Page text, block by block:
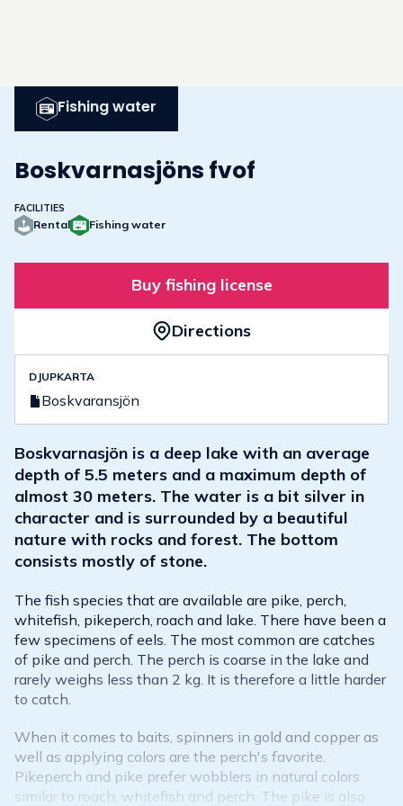
Fishing water
Boskvarnasjöns fvof
FACILITIES
Rental Fishing water
Buy fishing license
Directions
DJUPKARTA
Boskvaransjön
Boskvarnasjön is a deep lake with an average
depth of 5.5 meters and a maximum depth of
almost 30 meters. The water is a bit silver in
character and is surrounded by a beautiful
nature with rocks and forest. The bottom
consists mostly of stone.
The fish species that are available are pike, perch,
whitefish, pikeperch, roach and lake. There have been a
few specimens of eels. The most common are catches
of pike and perch. The perch is coarse in the lake and
rarely weighs less than 2 kg. It is therefore a little harder
to catch.
When it comes to baits, spinners in gold and copper as
well as applying colors are the perch's favorite.
Pikeperch and pike prefer wobblers in natural colors
similar to roach, whitefish and perch. The pike is also